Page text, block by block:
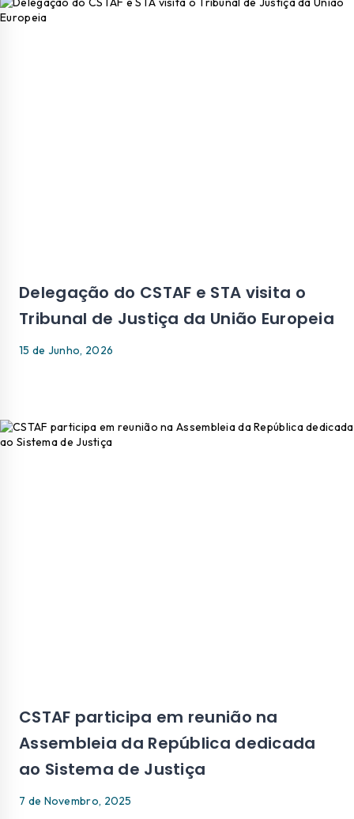
Delegação do CSTAF e STA visita o
Tribunal de Justiça da União Europeia
15 de Junho, 2026
CSTAF participa em reunião na
Assembleia da República dedicada
ao Sistema de Justiça
7 de Novembro, 2025